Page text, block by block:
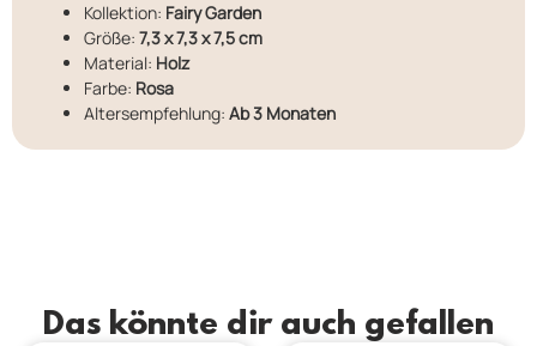
Kollektion: Fairy Garden
Größe: 7,3 x 7,3 x 7,5 cm
Material: Holz
Farbe: Rosa
Altersempfehlung: Ab 3 Monaten
Das könnte dir auch gefallen